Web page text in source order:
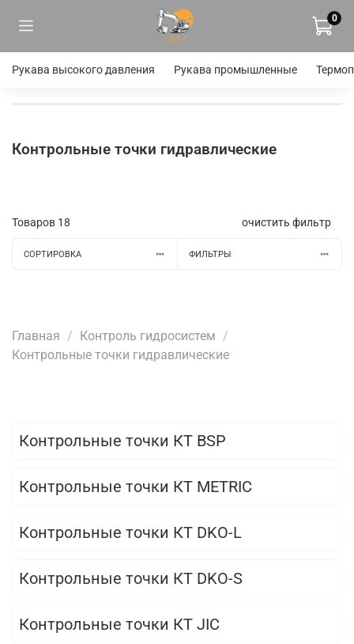
0
Рукава высокого давления Рукава промышленные
Контрольные точки гидравлические
Товаров 18 очистить фильтр
СОРТИРОВКА ФИЛЬТРЫ
Главная
Контроль гидросистем
Контрольные точки гидравлические
Контрольные точки КТ BSP
Контрольные точки КТ METRIC
Контрольные точки КТ DKO-L
Контрольные точки КТ DKO-S
Контрольные точки КТ JIC